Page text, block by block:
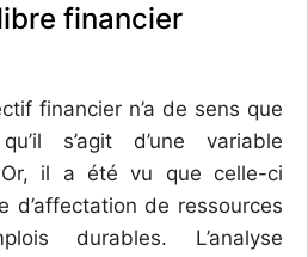
financier
financier n’a de sens que
s’agit d’une variable
il a été vu que celle-ci
d’affectation de ressources
durables. L’analyse